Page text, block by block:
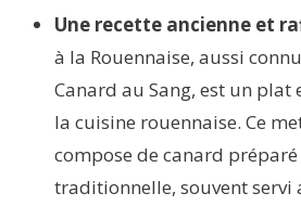
Une recette ancienne et
à la Rouennaise, aussi
Canard au Sang, est un
la cuisine rouennaise. Ce
compose de canard
traditionnelle, souvent servi